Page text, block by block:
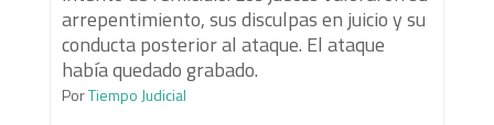
arrepentimiento, sus disculpas en juicio y su
conducta posterior al ataque. El ataque
había quedado grabado.
PorTiempo Judicial